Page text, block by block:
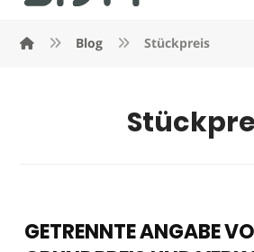
Blog Stückpreis
GETRENNTE ANGABE